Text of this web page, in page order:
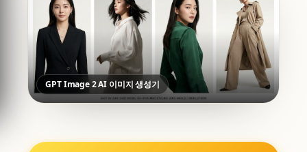
GPT Image 2 AI 이미지 생성기